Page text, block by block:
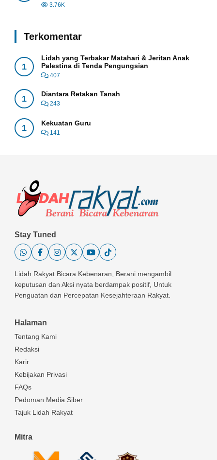
3.76K
Terkomentar
1
Lidah yang Terbakar Matahari & Jeritan Anak
Palestina di Tenda Pengungsian
407
1 Diantara Retakan Tanah
243
1 Kekuatan Guru
141
Stay Tuned
Lidah Rakyat Bicara Kebenaran, Berani mengambil
keputusan dan Aksi nyata berdampak positif, Untuk
Penguatan dan Percepatan Kesejahteraan Rakyat.
Halaman
Tentang Kami
Redaksi
Karir
Kebijakan Privasi
FAQs
Pedoman Media Siber
Tajuk Lidah Rakyat
Mitra